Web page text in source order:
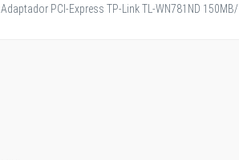
Adaptador PCI-Express TP-Link TL-WN781ND